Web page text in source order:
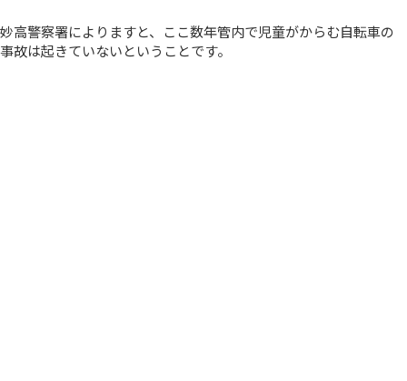
妙高警察署によりますと、ここ数年管内で児童がからむ自転車の
事故は起きていないということです。